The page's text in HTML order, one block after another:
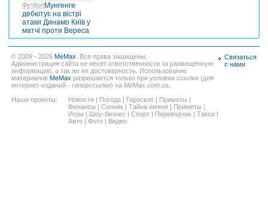
ФутболМунгенге
дебютує на вістрі
атаки Динамо Київ у
матчі проти Вереса
© 2009 - 2026 MeMax . Все права защищены.
Администрация сайта не несёт ответственности за размещённую
информацию, а так же ее достоверность. Использование
материалов MeMax разрешается только при условии ссылки (для
интернет-изданий - гиперссылки) на MeMax.com.ua.
Наши проекты:
Новости | Погода | Гороскоп | Приметы |
Финансы | Сонник | Тайна имени | Приметы |
Игры | Шоу-бизнес | Спорт | Переводчик | Такси |
Авто | Фото | Видео
Связаться
с нами